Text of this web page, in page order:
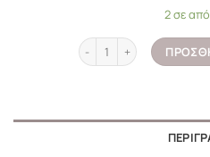
2 σε
Σπιράλ τηλεφώνου ντους